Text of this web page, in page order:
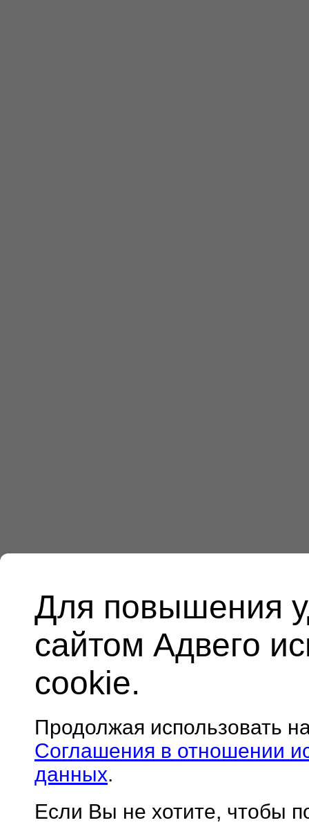
Для повышения
сайтом Адвего
cookie.
Продолжая использовать
Соглашения в отношении
данных.
Если Вы не хотите, чтобы